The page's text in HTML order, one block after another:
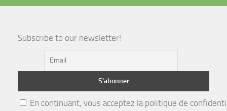
Subscribe to our newsletter!
En continuant, vous acceptez la politique de